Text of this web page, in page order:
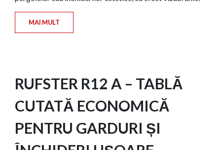
MAI MULT
RUFSTER R12 A – TABLĂ
CUTATĂ ECONOMICĂ
PENTRU GARDURI ȘI